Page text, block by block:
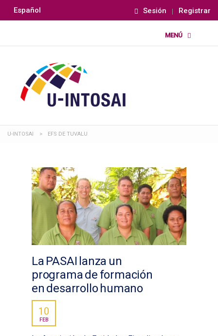
Español Sesión Registrar
U-INTOSAI > EFS DE TUVALU
La PASAI lanza un
programa de formación
en desarrollo humano
10
FEB